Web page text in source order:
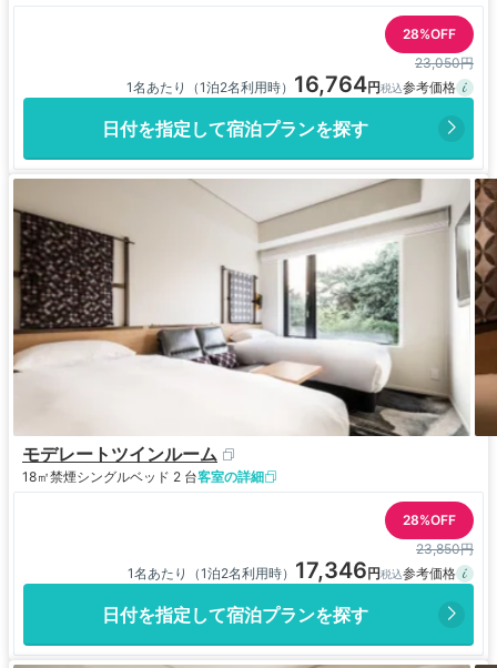
28%OFF
23,050円
1名あたり（1泊2名利用時） 16,764
日付を指定して宿泊プランを探す
モデレートツインルーム
18㎡禁煙シングルベッド 2 台客室の詳細
28%OFF
23,850円
1名あたり（1泊2名利用時） 17,346
日付を指定して宿泊プランを探す